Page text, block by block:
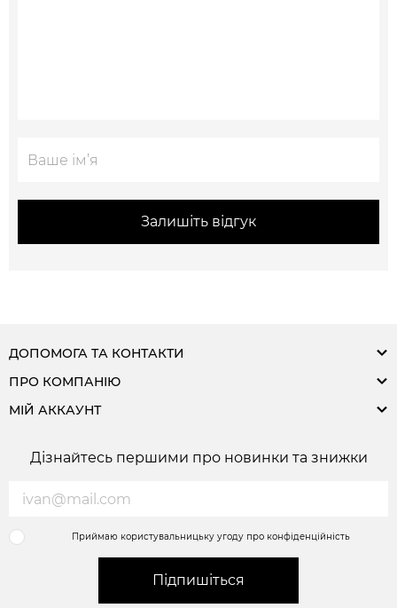
Залишіть відгук
ДОПОМОГА ТА КОНТАКТИ
ПРО КОМПАНІЮ
МІЙ АККАУНТ
Дізнайтесь першими про новинки та знижки
Приймаю користувальницьку угоду про конфіденційність
Підпишіться